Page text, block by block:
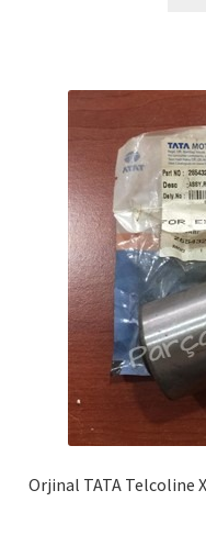
Orjinal TATA Telcoline